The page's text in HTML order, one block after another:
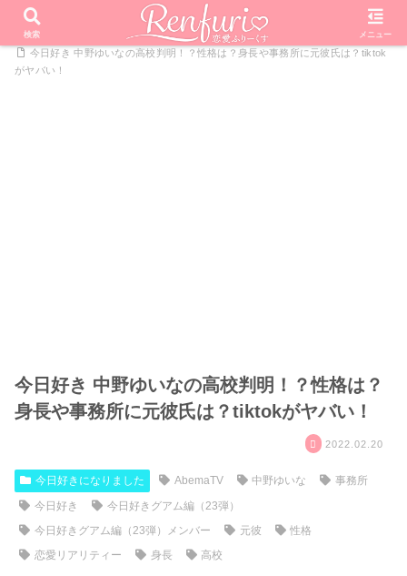
PR
ホーム 恋愛リアリティーショー
今日好きになりました
今日好き 中野ゆいなの高校判明！？性格は？身長や事務所に元彼氏は？tiktok
がヤバい！
今日好き 中野ゆいなの高校判明！？性格は？
身長や事務所に元彼氏は？tiktokがヤバい！
2022.02.20
今日好きになりました AbemaTV 中野ゆいな
事務所
今日好き
今日好きグアム編（23弾）
今日好きグアム編（23弾）メンバー
元彼
性格
恋愛リアリティー
身長 高校
検索 メニュー